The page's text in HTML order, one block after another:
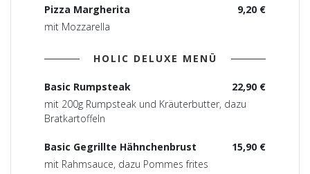
9,20 €
Pizza Margherita
mit Mozzarella
HOLIC DELUXE MENÜ
22,90 €
Basic Rumpsteak
mit 200g Rumpsteak und Kräuterbutter, dazu
Bratkartoffeln
15,90 €
Basic Gegrillte Hähnchenbrust
mit Rahmsauce, dazu Pommes frites